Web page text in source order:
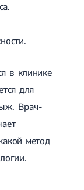
в клинике
для
Врач-
метод